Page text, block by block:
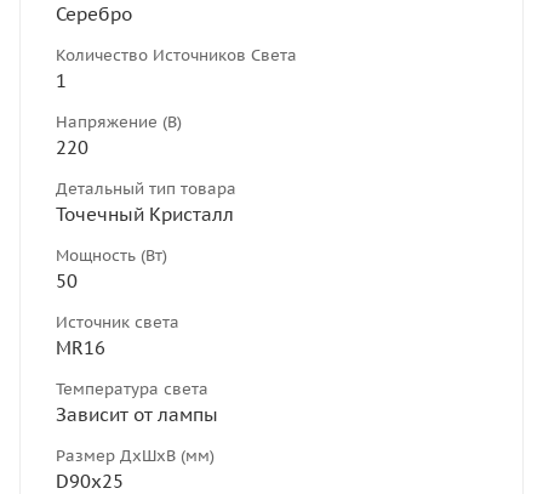
Серебро
Количество Источников Света
1
Напряжение (В)
220
Детальный тип товара
Точечный Кристалл
Мощность (Вт)
50
Источник света
MR16
Температура света
Зависит от лампы
Размер ДхШхВ (мм)
D90х25